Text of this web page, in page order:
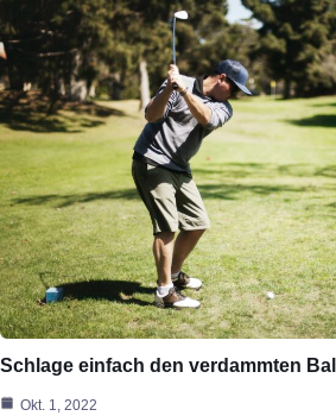
Schlage einfach den verdammten
Okt. 1, 2022